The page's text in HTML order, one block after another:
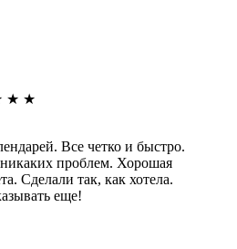
★ ★
Все четко и быстро.
никаких проблем. Хорошая
Сделали так, как хотела.
еще!